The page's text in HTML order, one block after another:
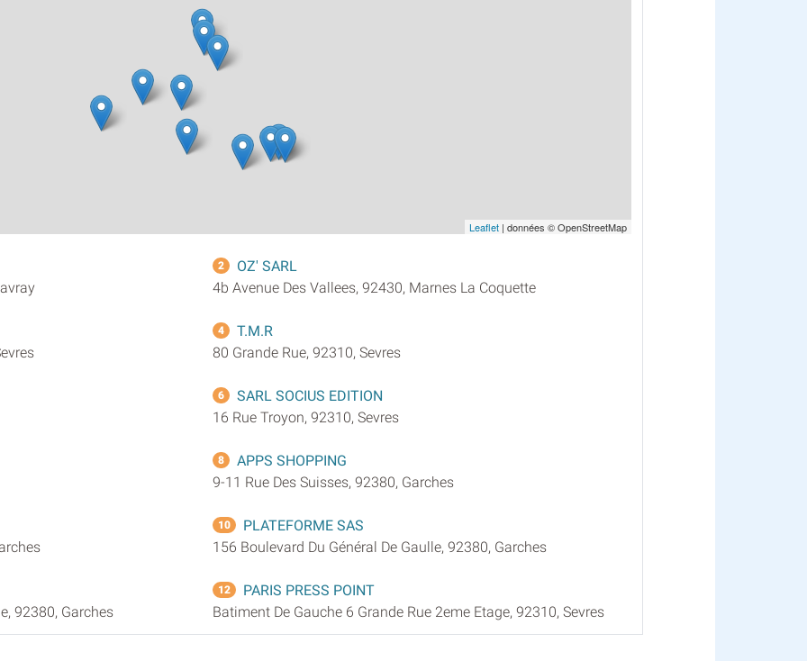
Leaflet | données © OpenStreetMap
2
OZ' SARL
4b Avenue Des Vallees, 92430, Marnes La Coquette
4
T.M.R
80 Grande Rue, 92310, Sevres
6
SARL SOCIUS EDITION
16 Rue Troyon, 92310, Sevres
8
APPS SHOPPING
9-11 Rue Des Suisses, 92380, Garches
10
PLATEFORME SAS
156 Boulevard Du Général De Gaulle, 92380, Garches
92380, Garches
12
PARIS PRESS POINT
Batiment De Gauche 6 Grande Rue 2eme Etage, 92310, Sevres